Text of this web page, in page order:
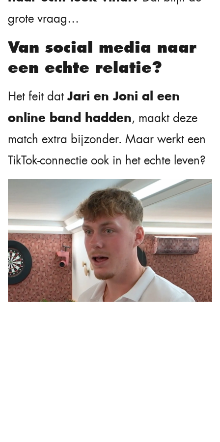
grote vraag…
Van social media naar
een echte relatie?
Het feit datJari en Joni al een
online band hadden, maakt deze
match extra bijzonder. Maar werkt een
TikTok-connectie ook in het echte leven?